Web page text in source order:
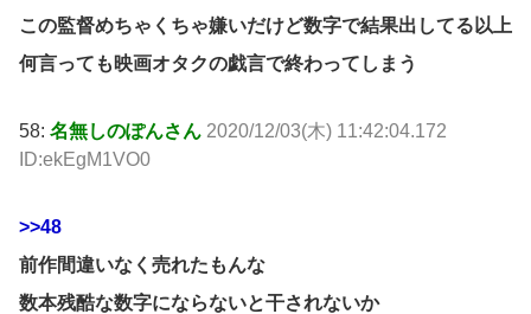
この監督めちゃくちゃ嫌いだけど数字で結果出してる以上
何言っても映画オタクの戯言で終わってしまう
58: 名無しのぽんさん 2020/12/03(木) 11:42:04.172
ID:ekEgM1VO0
>>48
前作間違いなく売れたもんな
数本残酷な数字にならないと干されないか